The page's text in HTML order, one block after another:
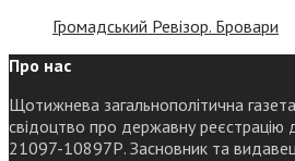
Громадський Ревізор. Бровари
Про нас
Щотижнева загальнополітична
свідоцтво про державну
21097-10897Р. Засновник та